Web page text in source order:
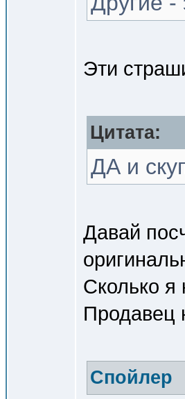
Эти
Цитата:
ДА и
Давай
Сколько я
Продавец
Спойлер